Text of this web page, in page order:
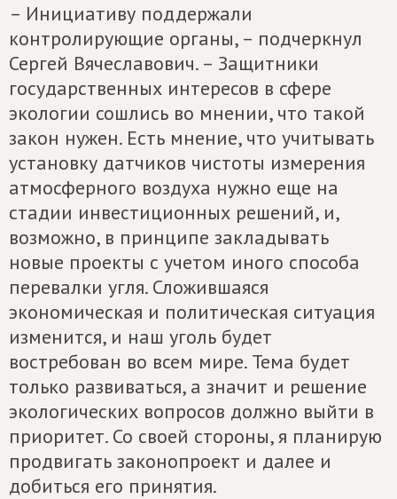
– Инициативу поддержали
контролирующие органы, – подчеркнул
Сергей Вячеславович. – Защитники
государственных интересов в сфере
экологии сошлись во мнении, что такой
закон нужен. Есть мнение, что учитывать
установку датчиков чистоты измерения
атмосферного воздуха нужно еще на
стадии инвестиционных решений, и,
возможно, в принципе закладывать
новые проекты с учетом иного способа
перевалки угля. Сложившаяся
экономическая и политическая ситуация
изменится, и наш уголь будет
востребован во всем мире. Тема будет
только развиваться, а значит и решение
экологических вопросов должно выйти в
приоритет. Со своей стороны, я планирую
продвигать законопроект и далее и
добиться его принятия.